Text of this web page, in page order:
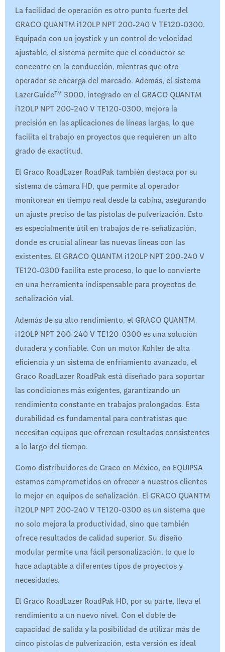
La facilidad de operación es otro punto fuerte del
GRACO QUANTM i120LP NPT 200-240 V TE120-0300.
Equipado con un joystick y un control de velocidad
ajustable, el sistema permite que el conductor se
concentre en la conducción, mientras que otro
operador se encarga del marcado. Además, el sistema
LazerGuide™ 3000, integrado en el GRACO QUANTM
i120LP NPT 200-240 V TE120-0300, mejora la
precisión en las aplicaciones de líneas largas, lo que
facilita el trabajo en proyectos que requieren un alto
grado de exactitud.
El Graco RoadLazer RoadPak también destaca por su
sistema de cámara HD, que permite al operador
monitorear en tiempo real desde la cabina, asegurando
un ajuste preciso de las pistolas de pulverización. Esto
es especialmente útil en trabajos de re-señalización,
donde es crucial alinear las nuevas líneas con las
existentes. El GRACO QUANTM i120LP NPT 200-240 V
TE120-0300 facilita este proceso, lo que lo convierte
en una herramienta indispensable para proyectos de
señalización vial.
Además de su alto rendimiento, el GRACO QUANTM
i120LP NPT 200-240 V TE120-0300 es una solución
duradera y confiable. Con un motor Kohler de alta
eficiencia y un sistema de enfriamiento avanzado, el
Graco RoadLazer RoadPak está diseñado para soportar
las condiciones más exigentes, garantizando un
rendimiento constante en trabajos prolongados. Esta
durabilidad es fundamental para contratistas que
necesitan equipos que ofrezcan resultados consistentes
a lo largo del tiempo.
Como distribuidores de Graco en México, en EQUIPSA
estamos comprometidos en ofrecer a nuestros clientes
lo mejor en equipos de señalización. El GRACO QUANTM
i120LP NPT 200-240 V TE120-0300 es un sistema que
no solo mejora la productividad, sino que también
ofrece resultados de calidad superior. Su diseño
modular permite una fácil personalización, lo que lo
hace adaptable a diferentes tipos de proyectos y
necesidades.
El Graco RoadLazer RoadPak HD, por su parte, lleva el
rendimiento a un nuevo nivel. Con el doble de
capacidad de salida y la posibilidad de utilizar más de
cinco pistolas de pulverización, esta versión es ideal